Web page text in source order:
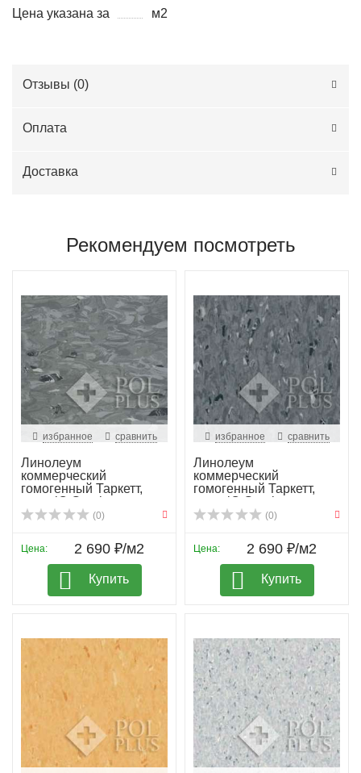
Цена указана за м2
Отзывы (0)
Оплата
Доставка
Рекомендуем посмотреть
избранное сравнить
Линолеум
коммерческий
гомогенный Таркетт,
колл. iQ Granit...
(0)
Цена: 2 690 ₽/м2
Купить
избранное сравнить
Линолеум
коммерческий
гомогенный Таркетт,
колл. iQ Granit...
(0)
Цена: 2 690 ₽/м2
Купить